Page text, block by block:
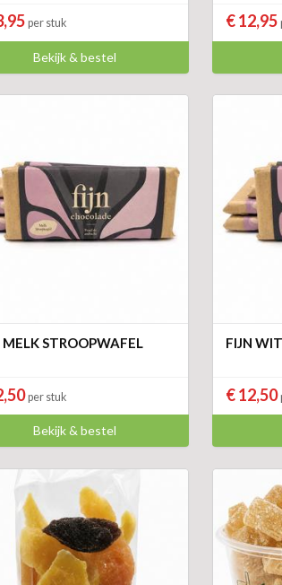
per stuk
Bekijk & bestel
€ 12,95
MELK STROOPWAFEL
per stuk
Bekijk & bestel
FIJN
€ 12,50